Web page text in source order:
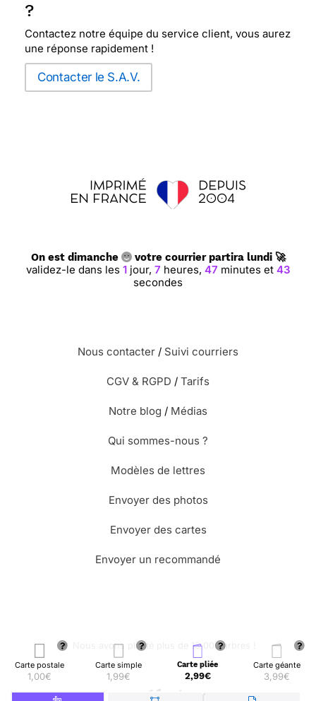
Carte postale
1,00€
Carte simple
1,99€
Carte pliée
2,99€
Carte géante
3,99€
?
Contactez notre équipe du service client, vous aurez
une réponse rapidement !
Contacter le S.A.V.
On est dimanche votre courrier partira lundi 🚀
validez-le dans les 1jour, 7 heures, 47 minutes et 43
secondes
Nous contacter / Suivi courriers
CGV & RGPD / Tarifs
Notre blog / Médias
Qui sommes-nous ?
Modèles de lettres
Envoyer des photos
Envoyer des cartes
Envoyer un recommandé
🌳 Nous avons planté plus de 13.000 arbres !